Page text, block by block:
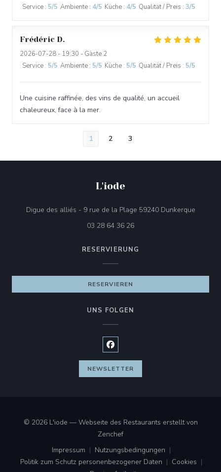
Service : 5/5 Ambiente : 4/5 Küche : 4/5 Qualität / Preis : 3/5
Frédéric D
2026-07-28 - 19:30 - Gäste 2
Service : 5/5 Ambiente : 5/5 Küche : 5/5 Qualität / Preis : 5/5
Une cuisine raffinée, des vins de qualité, un accueil
chaleureux, face à la mer.
1 2 3
L'iode
Digue des alliés - 9 rue de la Plage 59240 Dunkerque((öffnet
03 28 64 36 26
RESERVIERUNG
RESERVIEREN
UNS FOLGEN
Facebook ((öffnet ein neues
NEWSLETTER
© 2026 L'iode — Webseite des Restaurants erstellt von
Zenchef((öffnet ein neues Fenster))
Impressum
((öffnet ein neues Fenster))
Nutzungsbedingungen
((öffnet ein neues Fenster))
Politik zum Schutz personenbezogener Daten
((öffnet ein neues Fenster))
Cookies
((öffnet